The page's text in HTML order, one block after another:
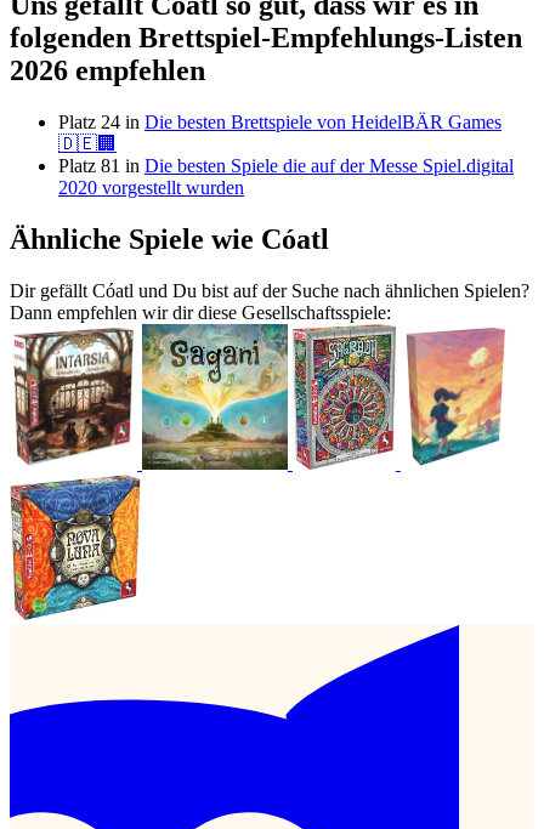
folgenden Brettspiel-Empfehlungs-Listen
2026 empfehlen
Platz 24 in Die besten Brettspiele von HeidelBÄR Games
🇩🇪🏢
Platz 81 in Die besten Spiele die auf der Messe Spiel.digital
2020 vorgestellt wurden
Ähnliche Spiele wie Cóatl
Dir gefällt Cóatl und Du bist auf der Suche nach ähnlichen Spielen?
Dann empfehlen wir dir diese Gesellschaftsspiele: